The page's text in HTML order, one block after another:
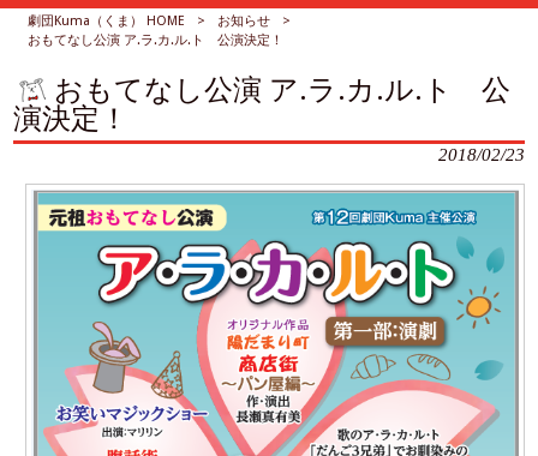
劇団Kuma（くま） HOME > お知らせ
>
おもてなし公演 ア.ラ.カ.ル.ト 公演決定！
おもてなし公演 ア.ラ.カ.ル.ト 公
演決定！
2018/02/23